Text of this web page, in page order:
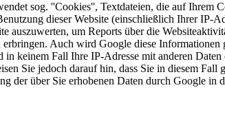
sog. ''Cookies'', Textdateien, die auf Ihrem
dieser Website (einschließlich Ihrer IP-
um Reports über die
Auch wird Google diese Informationen
keinem Fall Ihre IP-Adresse mit anderen
Sie jedoch darauf hin, dass Sie in diesem Fall
der über Sie erhobenen Daten durch Google in